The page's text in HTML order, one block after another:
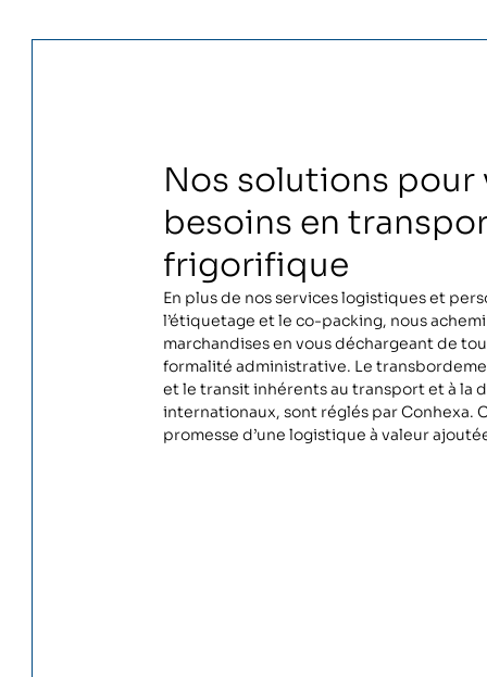
Nos solutions pour
besoins en
frigorifique
En plus de nos services logistiques et
l’étiquetage et le co-packing, nous
marchandises en vous déchargeant de
formalité administrative. Le
et le transit inhérents au transport et à la
internationaux, sont réglés par Conhexa.
promesse d’une logistique à valeur